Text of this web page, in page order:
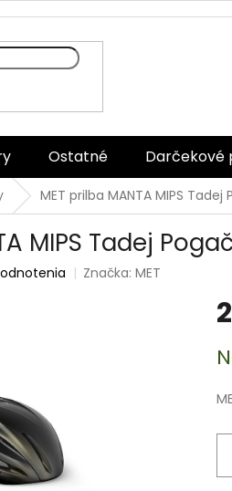
Ostatné Darčekové
MET prilba MANTA MIPS
MIPS Tadej
Značka:MET